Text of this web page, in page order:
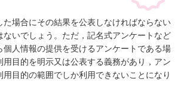
た場合にその結果を公表しなければならない
ないでしょう。ただ，記名式アンケートなど
個人情報の提供を受けるアンケートである場
用目的を明示又は公表する義務があり，アン
目的の範囲でしか利用できないことになり